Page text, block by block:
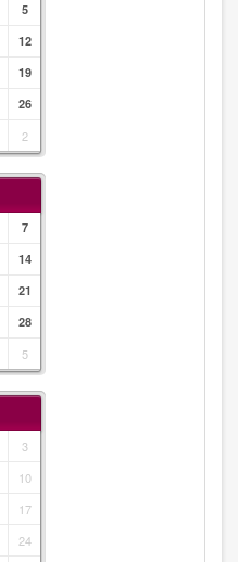
5
12
19
26
2
7
14
21
28
5
3
10
17
24